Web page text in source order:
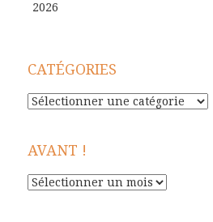
2026
CATÉGORIES
Catégories
AVANT !
Avant